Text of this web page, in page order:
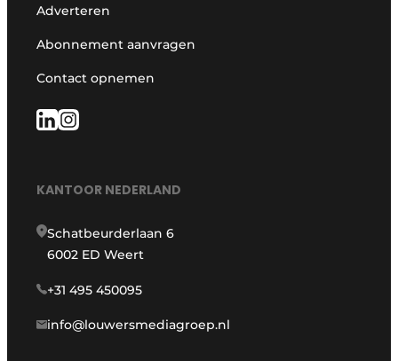
Adverteren
Abonnement aanvragen
Contact opnemen
KANTOOR NEDERLAND
Schatbeurderlaan 6
6002 ED Weert
+31 495 450095
info@louwersmediagroep.nl